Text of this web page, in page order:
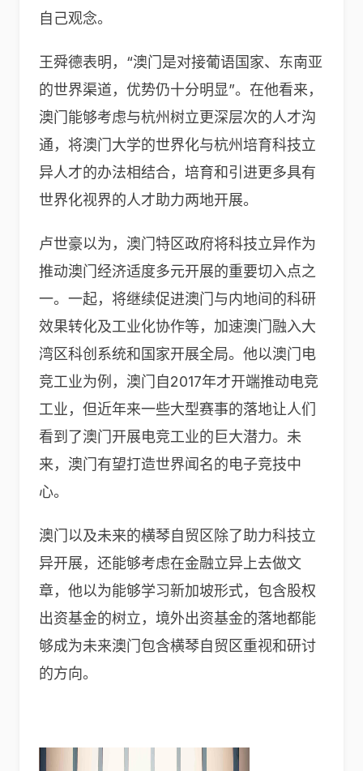
自己观念。
王舜德表明，“澳门是对接葡语国家、东南亚
的世界渠道，优势仍十分明显”。在他看来，
澳门能够考虑与杭州树立更深层次的人才沟
通，将澳门大学的世界化与杭州培育科技立
异人才的办法相结合，培育和引进更多具有
世界化视界的人才助力两地开展。
卢世豪以为，澳门特区政府将科技立异作为
推动澳门经济适度多元开展的重要切入点之
一。一起，将继续促进澳门与内地间的科研
效果转化及工业化协作等，加速澳门融入大
湾区科创系统和国家开展全局。他以澳门电
竞工业为例，澳门自2017年才开端推动电竞
工业，但近年来一些大型赛事的落地让人们
看到了澳门开展电竞工业的巨大潜力。未
来，澳门有望打造世界闻名的电子竞技中
心。
澳门以及未来的横琴自贸区除了助力科技立
异开展，还能够考虑在金融立异上去做文
章，他以为能够学习新加坡形式，包含股权
出资基金的树立，境外出资基金的落地都能
够成为未来澳门包含横琴自贸区重视和研讨
的方向。